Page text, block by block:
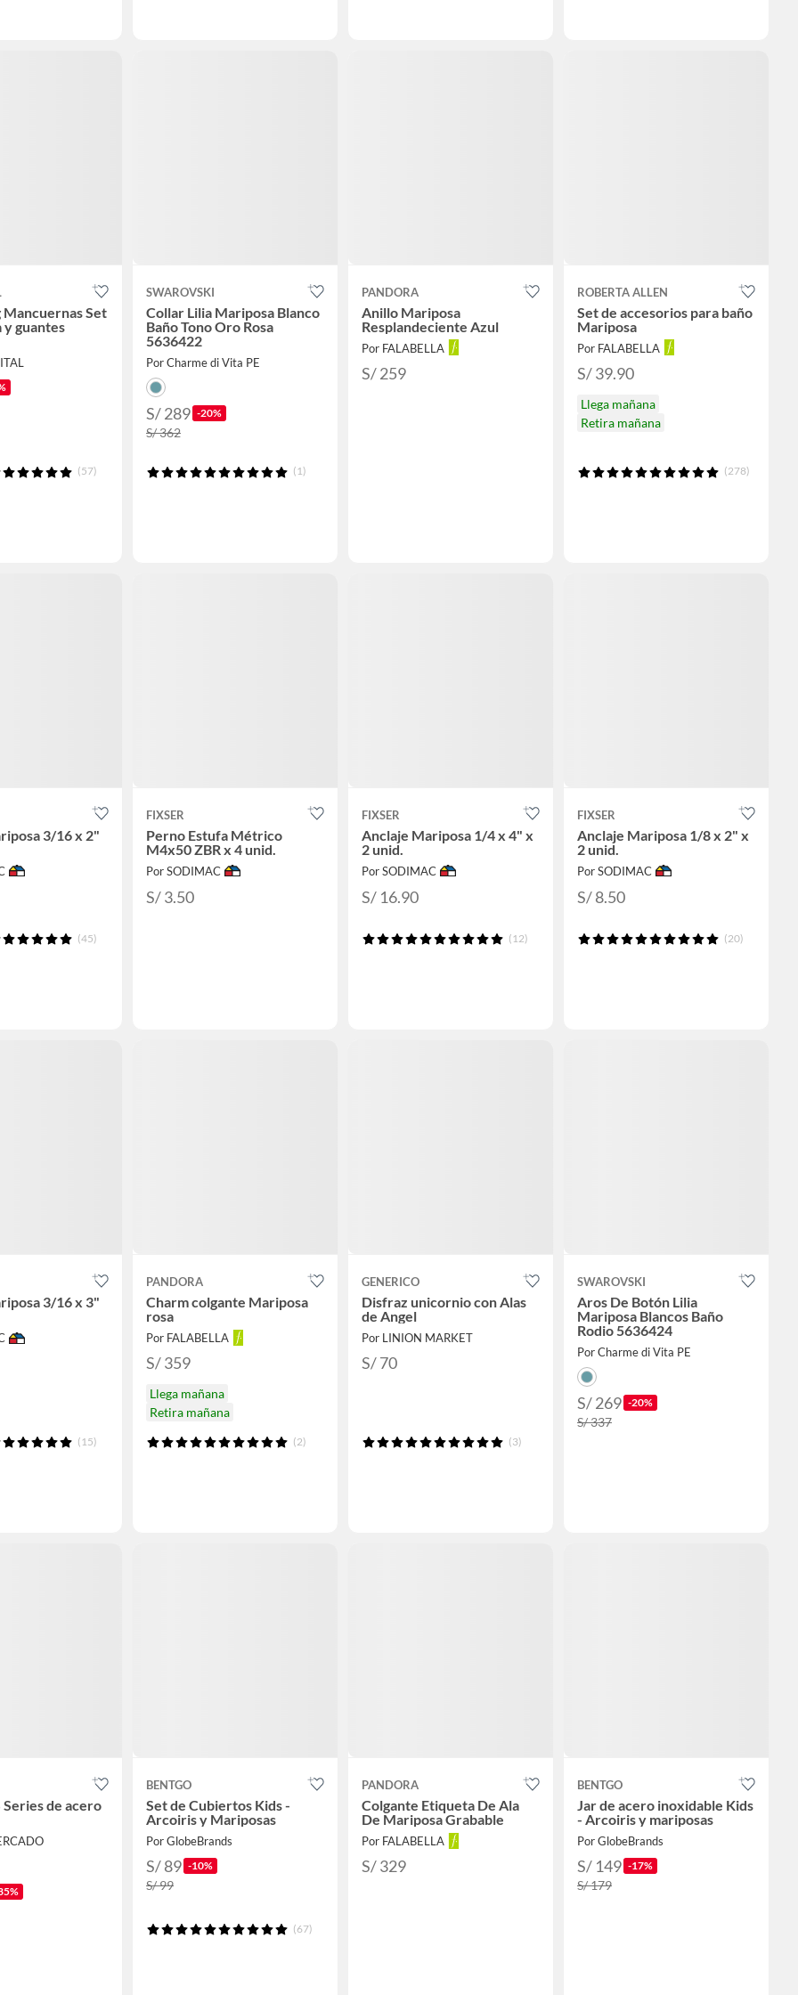
Mancuernas Set
guantes
(57)
SWAROVSKI
Collar Lilia Mariposa Blanco
Baño Tono Oro Rosa
5636422
Por Charme di Vita PE
S/ 289 -20%
S/ 362
(1)
PANDORA
Anillo Mariposa
Resplandeciente Azul
Por FALABELLA
S/ 259
ROBERTA ALLEN
Set de accesorios para baño
Mariposa
Por FALABELLA
S/ 39.90
Llega mañana
Retira mañana
(278)
3/16 x 2"
(45)
FIXSER
Perno Estufa Métrico
M4x50 ZBR x 4 unid.
Por SODIMAC
S/ 3.50
FIXSER
Anclaje Mariposa 1/4 x 4" x
2 unid.
Por SODIMAC
S/ 16.90
(12)
FIXSER
Anclaje Mariposa 1/8 x 2" x
2 unid.
Por SODIMAC
S/ 8.50
(20)
3/16 x 3"
(15)
PANDORA
Charm colgante Mariposa
rosa
Por FALABELLA
S/ 359
Llega mañana
Retira mañana
(2)
GENERICO
Disfraz unicornio con Alas
de Angel
Por LINION MARKET
S/ 70
(3)
SWAROVSKI
Aros De Botón Lilia
Mariposa Blancos Baño
Rodio 5636424
Por Charme di Vita PE
S/ 269 -20%
S/ 337
Series de acero
BENTGO
Set de Cubiertos Kids -
Arcoiris y Mariposas
Por GlobeBrands
S/ 89 -10%
S/ 99
(67)
PANDORA
Colgante Etiqueta De Ala
De Mariposa Grabable
Por FALABELLA
S/ 329
BENTGO
Jar de acero inoxidable Kids
- Arcoiris y mariposas
Por GlobeBrands
S/ 149 -17%
S/ 179